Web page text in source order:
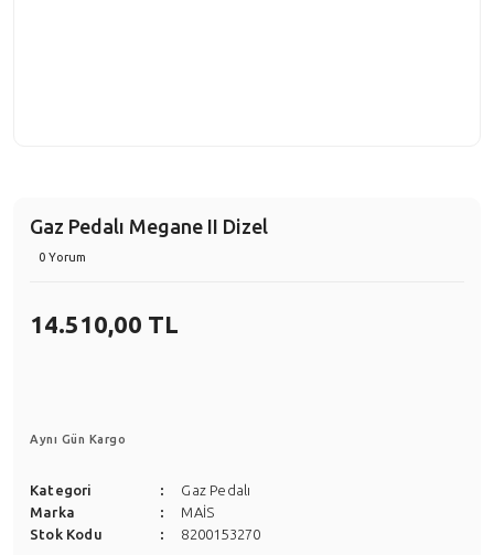
Gaz Pedalı Megane II Dizel
0 Yorum
14.510,00 TL
Aynı Gün Kargo
Kategori
Gaz Pedalı
Marka
MAİS
Stok Kodu
8200153270